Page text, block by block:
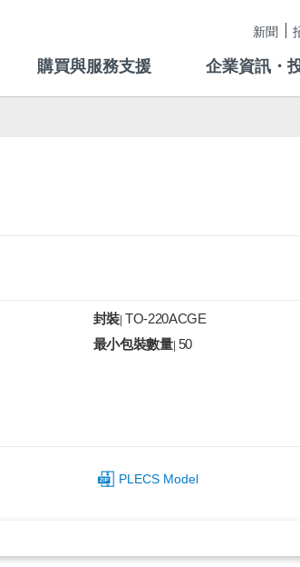
新聞
購買與服務支援 企業資訊・
封裝 TO-220ACGE
最小包裝數量| 50
PLECS Model